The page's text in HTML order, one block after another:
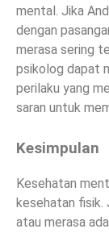
mental. Jika
dengan
merasa sering
psikolog dapat
perilaku yang
saran untuk
Kesimpulan
Kesehatan
kesehatan fisik.
atau merasa